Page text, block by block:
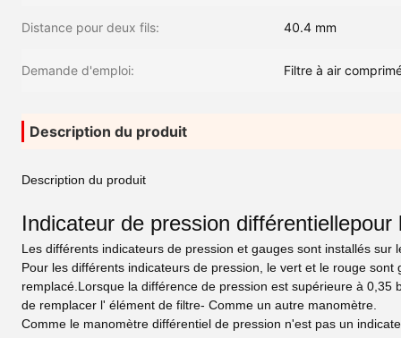
Distance pour deux fils: 40.4 mm
Demande d'emploi: Filtre à air
Description du produit
Description du produit
Indicateur de pression différentiellepour
Les différents indicateurs de pression et gauges sont installés
Pour les différents indicateurs de pression, le vert et le rouge
remplacé.Lorsque la différence de pression est supérieure à
de remplacer l' élément de filtre- Comme un autre manomètre.
Comme le manomètre différentiel de pression n'est pas un